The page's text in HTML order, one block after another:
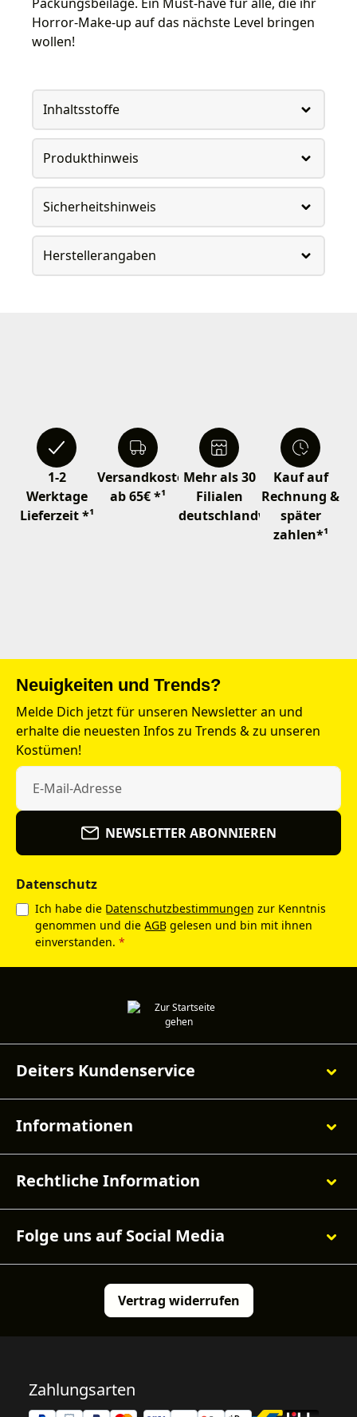
Horror-Make-up auf das nächste Level bringen
wollen!
Inhaltsstoffe
Produkthinweis
Sicherheitshinweis
Herstellerangaben
1-2
Werktage
Lieferzeit *¹
Versandkostenfrei
ab 65€ *¹
Mehr als 30
Filialen
deutschlandweit
Kauf auf
Rechnung &
später
zahlen*¹
Neuigkeiten und Trends?
Melde Dich jetzt für unseren Newsletter an und
erhalte die neuesten Infos zu Trends & zu unseren
Kostümen!
NEWSLETTER ABONNIEREN
Datenschutz
Ich habe die Datenschutzbestimmungen zur Kenntnis
genommen und die AGB gelesen und bin mit ihnen
einverstanden. *
Deiters Kundenservice
Informationen
Rechtliche Information
Folge uns auf Social Media
Vertrag widerrufen
Zahlungsarten